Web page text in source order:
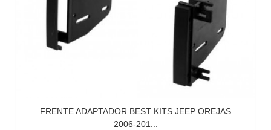
FRENTE ADAPTADOR BEST KITS JEEP OREJAS
2006-201...